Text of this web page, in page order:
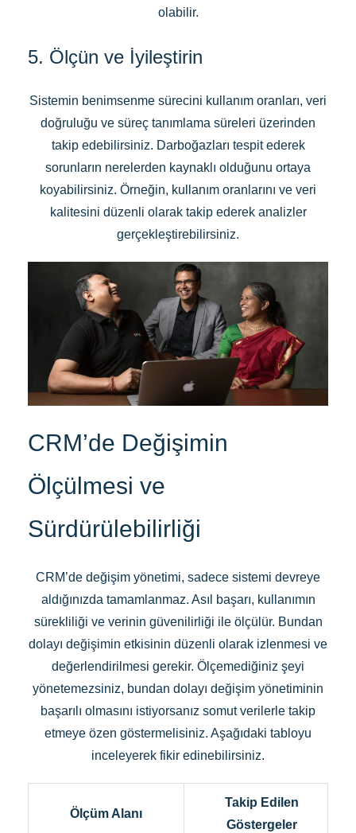
olabilir.
5. Ölçün ve İyileştirin
Sistemin benimsenme sürecini kullanım oranları, veri
doğruluğu ve süreç tanımlama süreleri üzerinden
takip edebilirsiniz. Darboğazları tespit ederek
sorunların nerelerden kaynaklı olduğunu ortaya
koyabilirsiniz. Örneğin, kullanım oranlarını ve veri
kalitesini düzenli olarak takip ederek analizler
gerçekleştirebilirsiniz.
CRM’de Değişimin
Ölçülmesi ve
Sürdürülebilirliği
CRM’de değişim yönetimi, sadece sistemi devreye
aldığınızda tamamlanmaz. Asıl başarı, kullanımın
sürekliliği ve verinin güvenilirliği ile ölçülür. Bundan
dolayı değişimin etkisinin düzenli olarak izlenmesi ve
değerlendirilmesi gerekir. Ölçemediğiniz şeyi
yönetemezsiniz, bundan dolayı değişim yönetiminin
başarılı olmasını istiyorsanız somut verilerle takip
etmeye özen göstermelisiniz. Aşağıdaki tabloyu
inceleyerek fikir edinebilirsiniz.
Ölçüm Alanı
Takip Edilen
Göstergeler